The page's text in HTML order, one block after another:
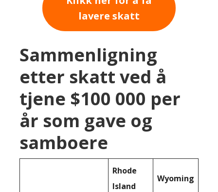
lavere skatt
Sammenligning
etter skatt ved å
tjene $100 000 per
år som gave og
samboere
Rhode
Island
Wyoming